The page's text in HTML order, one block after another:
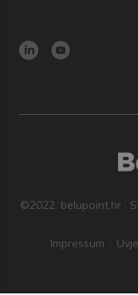
©2022. belupoint.hr ·
Impressum